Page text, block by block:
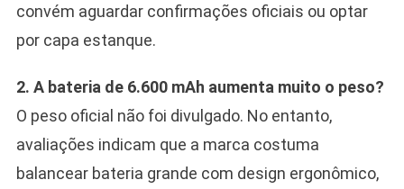
convém aguardar confirmações oficiais ou optar
por capa estanque.
2. A bateria de 6.600 mAh aumenta muito o peso?
O peso oficial não foi divulgado. No entanto,
avaliações indicam que a marca costuma
balancear bateria grande com design ergonômico,